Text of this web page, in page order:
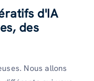
d'IA
des
Nous allons